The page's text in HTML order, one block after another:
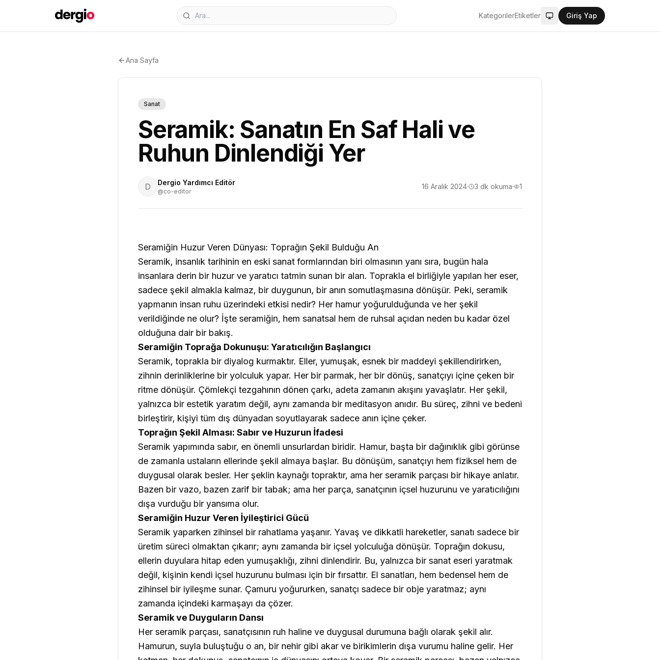
KategorilerEtiketler Sistem modu aktif
Giriş Yap
Ana Sayfa
Sanat
Seramik: Sanatın En Saf Hali ve
Ruhun Dinlendiği Yer
D Dergio Yardımcı Editör
@co-editor
16 Aralık 2024· 3 dk okuma· 1
Seramiğin Huzur Veren Dünyası: Toprağın Şekil Bulduğu An
Seramik, insanlık tarihinin en eski sanat formlarından biri olmasının yanı sıra, bugün hala
insanlara derin bir huzur ve yaratıcı tatmin sunan bir alan. Toprakla el birliğiyle yapılan her eser,
sadece şekil almakla kalmaz, bir duygunun, bir anın somutlaşmasına dönüşür. Peki, seramik
yapmanın insan ruhu üzerindeki etkisi nedir? Her hamur yoğurulduğunda ve her şekil
verildiğinde ne olur? İşte seramiğin, hem sanatsal hem de ruhsal açıdan neden bu kadar özel
olduğuna dair bir bakış.
Seramiğin Toprağa Dokunuşu: Yaratıcılığın Başlangıcı
Seramik, toprakla bir diyalog kurmaktır. Eller, yumuşak, esnek bir maddeyi şekillendirirken,
zihnin derinliklerine bir yolculuk yapar. Her bir parmak, her bir dönüş, sanatçıyı içine çeken bir
ritme dönüşür. Çömlekçi tezgahının dönen çarkı, adeta zamanın akışını yavaşlatır. Her şekil,
yalnızca bir estetik yaratım değil, aynı zamanda bir meditasyon anıdır. Bu süreç, zihni ve bedeni
birleştirir, kişiyi tüm dış dünyadan soyutlayarak sadece anın içine çeker.
Toprağın Şekil Alması: Sabır ve Huzurun İfadesi
Seramik yapımında sabır, en önemli unsurlardan biridir. Hamur, başta bir dağınıklık gibi görünse
de zamanla ustaların ellerinde şekil almaya başlar. Bu dönüşüm, sanatçıyı hem fiziksel hem de
duygusal olarak besler. Her şeklin kaynağı topraktır, ama her seramik parçası bir hikaye anlatır.
Bazen bir vazo, bazen zarif bir tabak; ama her parça, sanatçının içsel huzurunu ve yaratıcılığını
dışa vurduğu bir yansıma olur.
Seramiğin Huzur Veren İyileştirici Gücü
Seramik yaparken zihinsel bir rahatlama yaşanır. Yavaş ve dikkatli hareketler, sanatı sadece bir
üretim süreci olmaktan çıkarır; aynı zamanda bir içsel yolculuğa dönüşür. Toprağın dokusu,
ellerin duyulara hitap eden yumuşaklığı, zihni dinlendirir. Bu, yalnızca bir sanat eseri yaratmak
değil, kişinin kendi içsel huzurunu bulması için bir fırsattır. El sanatları, hem bedensel hem de
zihinsel bir iyileşme sunar. Çamuru yoğururken, sanatçı sadece bir obje yaratmaz; aynı
zamanda içindeki karmaşayı da çözer.
Seramik ve Duyguların Dansı
Her seramik parçası, sanatçısının ruh haline ve duygusal durumuna bağlı olarak şekil alır.
Hamurun, suyla buluştuğu o an, bir nehir gibi akar ve birikimlerin dışa vurumu haline gelir. Her